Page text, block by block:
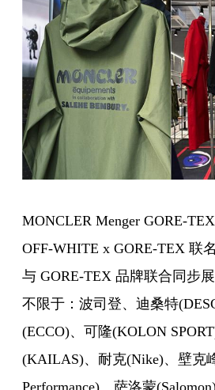
MONCLER Menger GORE-
OFF-WHITE x GORE-TEX 联
与 GORE-TEX 品牌联合同步
不限于：波司登、迪桑特
(ECCO)、可隆(KOLON
(KAILAS)、 耐克(Nike)、壁克